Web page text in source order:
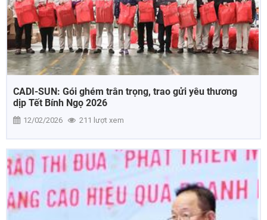
CADI-SUN: Gói ghém trân trọng, trao gửi yêu thương
dịp Tết Bính Ngọ 2026
12/02/2026 211 lượt xem